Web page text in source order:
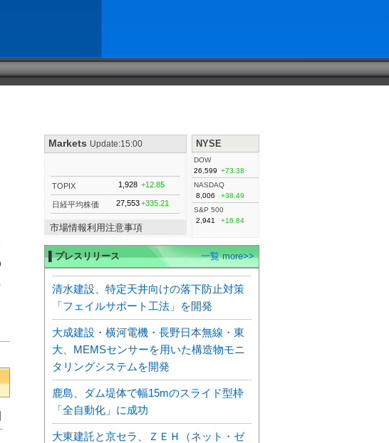
Markets Update:15:00
TOPIX 1,928 +12.85
日経平均株価 27,553+335.21
市場情報利用注意事項
NYSE
DOW
26,599 +73.38
NASDAQ
8,006
+38.49
S&P 500
2,941
+16.84
▌プレスリリース 一覧 more>>
清水建設、特定天井向けの落下防止対策
「フェイルサポート工法」を開発
大成建設・横河電機・長野日本無線・東
大、MEMSセンサーを用いた構造物モニ
タリングシステムを開発
鹿島、ダム堤体で幅15mのスライド型枠
「全自動化」に成功
大東建託と京セラ、ＺＥＨ（ネット・ゼ